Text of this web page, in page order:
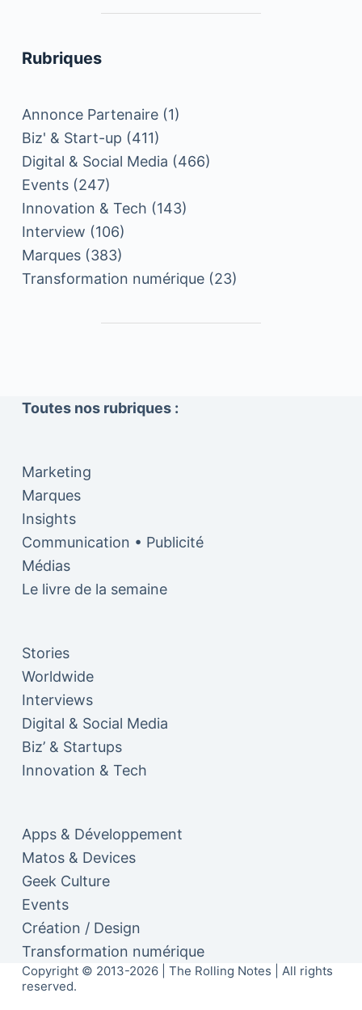
Rubriques
Annonce Partenaire(1)
Biz' & Start-up (411)
Digital & Social Media (466)
Events(247)
Innovation & Tech (143)
Interview (106)
Marques(383)
Transformation numérique(23)
Toutes nos rubriques :
Marketing
Marques
Insights
Communication • Publicité
Médias
Le livre de la semaine
Stories
Worldwide
Interviews
Digital & Social Media
Biz’ & Startups
Innovation & Tech
Apps & Développement
Matos & Devices
Geek Culture
Events
Création / Design
Transformation numérique
Copyright © 2013-2026 | The Rolling Notes | All rights
reserved.